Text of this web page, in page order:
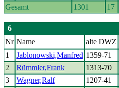
Gesamt
1301 17
6
Nr Name alte DWZ
1
Jablonowski,Manfred 1359-71
2
Rümmler,Frank 1313-70
3
Wagner,Ralf 1207-41